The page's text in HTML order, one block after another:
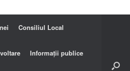
Consiliul Local
Informații publice